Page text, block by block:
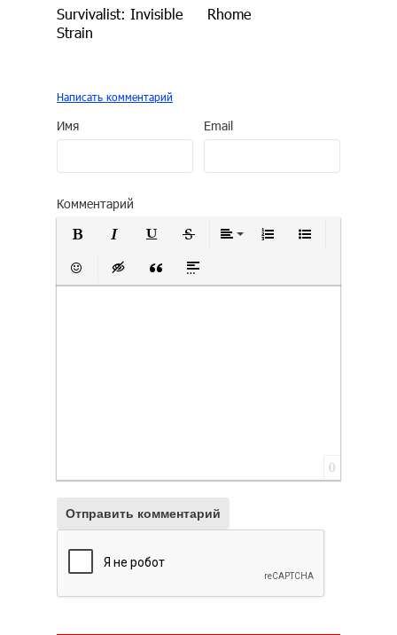
Survivalist: Invisible
Strain
Rhome
Написать комментарий
Имя Email
Комментарий
Полужирный
Вставить смайлик
Вставка скрытого текста
Вставка цитаты
Вставка спойлера
0
Отправить комментарий